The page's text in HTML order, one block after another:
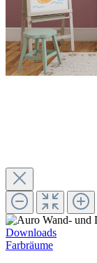
Downloads
Farbräume